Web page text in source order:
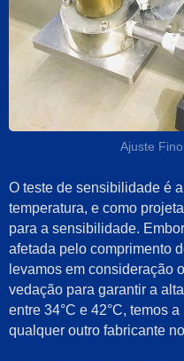
Ajuste
O teste de sensibilidade é
temperatura, e como
para a sensibilidade.
afetada pelo comprimento
levamos em consideração
vedação para garantir a
entre 34°C e 42°C, temos
qualquer outro fabricante